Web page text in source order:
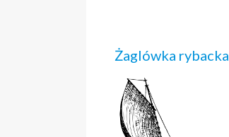
Żaglówka rybacka